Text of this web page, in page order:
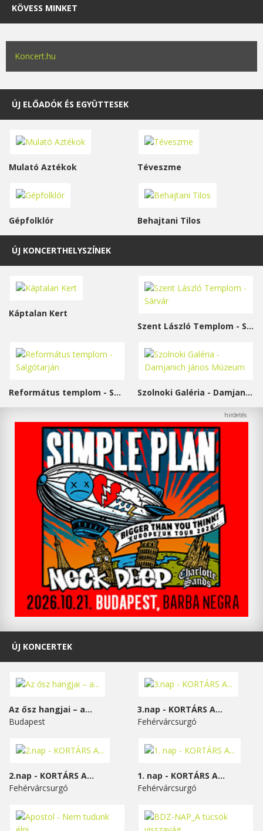
KÖVESS MINKET
Koncert.hu
ÚJ ELŐADÓK ÉS EGYÜTTESEK
Mulató Aztékok Téveszme
Gépfolklór Behajtani Tilos
ÚJ KONCERTHELYSZÍNEK
Káptalan Kert
Szent László Templom - Sárvár
Református templom - Salgótarján Szolnoki Galéria - Damjanich János Múzeum
ÚJ KONCERTEK
Az ősz hangjai – a...
Budapest
3.nap - KORTÁRS A...
Fehérvárcsurgó
2.nap - KORTÁRS A...
Fehérvárcsurgó
1. nap - KORTÁRS A...
Fehérvárcsurgó